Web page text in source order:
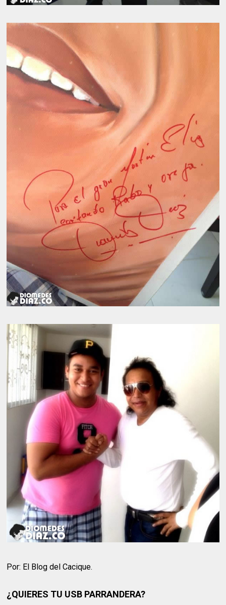
Por: El Blog del Cacique.
¿QUIERES TU USB PARRANDERA?